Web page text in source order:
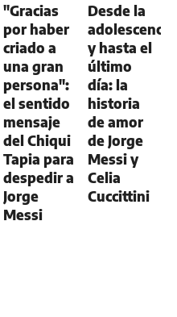
"Gracias
por haber
criado a
una gran
persona":
el sentido
mensaje
del Chiqui
Tapia para
despedir a
Jorge
Messi
Desde la
adolescencia
y hasta el
último
día: la
historia
de amor
de Jorge
Messi y
Celia
Cuccittini